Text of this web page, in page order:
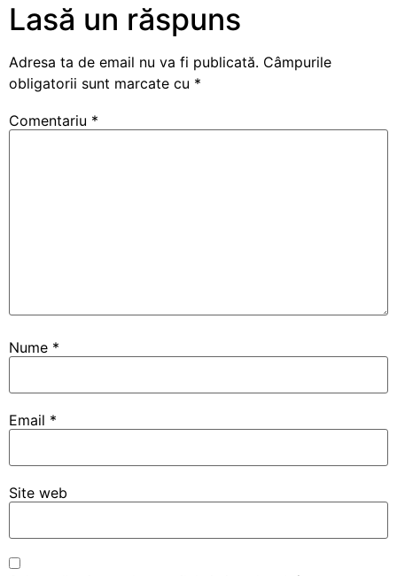
Lasă un răspuns
Adresa ta de email nu va fi publicată. Câmpurile
obligatorii sunt marcate cu *
Comentariu *
Nume *
Email *
Site web